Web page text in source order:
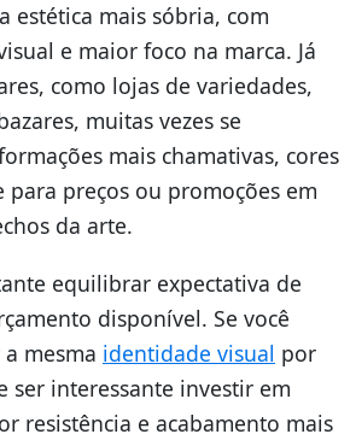
estética mais sóbria, com
e maior foco na marca. Já
como lojas de variedades,
muitas vezes se
mais chamativas, cores
para preços ou promoções em
da arte.
equilibrar expectativa de
disponível. Se você
mesma identidade visual por
ser interessante investir em
resistência e acabamento mais